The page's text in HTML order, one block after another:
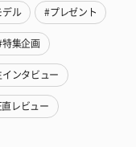
デル #プレゼント
特集企画
インタビュー
レビュー